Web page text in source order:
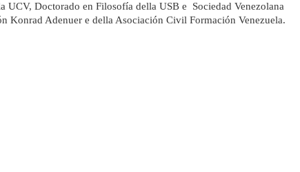
UCV, Doctorado en Filosofía della USB e Sociedad Venezolana
Konrad Adenuer e della Asociación Civil Formación Venezuela.